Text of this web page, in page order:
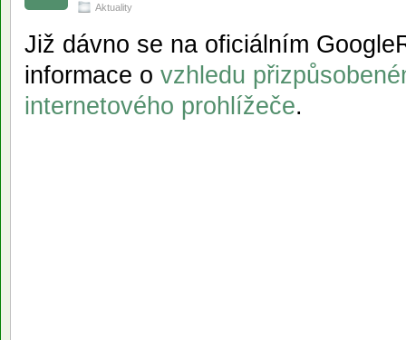
Aktuality
Již dávno se na oficiálním
informace o vzhledu
internetového prohlížeče.